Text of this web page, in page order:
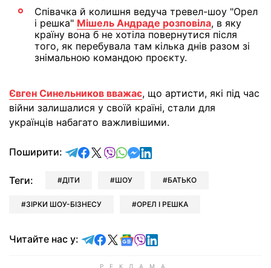
Співачка й колишня ведуча тревел-шоу "Орел
і решка" Мішель Андраде розповіла, в яку
країну вона б не хотіла повернутися після
того, як перебувала там кілька днів разом зі
знімальною командою проєкту.
Євген Синельников вважає, що артисти, які під час
війни залишалися у своїй країні, стали для
українців набагато важливішими.
Поширити: відправити у Telegram
поділитись у Facebook
поділитись у X
відправити у Viber
відправити у Whatsapp
відправити у Messenger
відправити у LinkedIn
Теги: ДІТИ ШОУ БАТЬКО
ЗІРКИ ШОУ-БІЗНЕСУ ОРЕЛ І РЕШКА
Читайте нас у: Читайте у Telegram
Читайте у Facebook
Читайте у X
Читайте у Google news
Читайте у Viber
Читайте у LinkedIn